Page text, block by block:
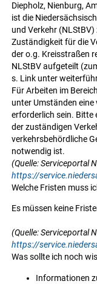
Diepholz, Nienburg,
ist die
und Verkehr
Zuständigkeit für die
der o.g. Kreisstraßen
NLStBV aufgeteilt
s. Link unter
Für Arbeiten im
unter Umständen
erforderlich sein. Bitte
der zuständigen
verkehrsbehördliche
notwendig ist.
(Quelle: Serviceportal
https://
Welche Fristen muss
Es müssen keine
(Quelle: Serviceportal
https://
Was sollte ich noch
Informationen